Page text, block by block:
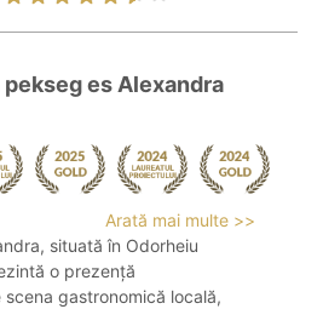
pekseg es Alexandra
Arată mai multe >>
situată în Odorheiu
o prezență
gastronomică locală,